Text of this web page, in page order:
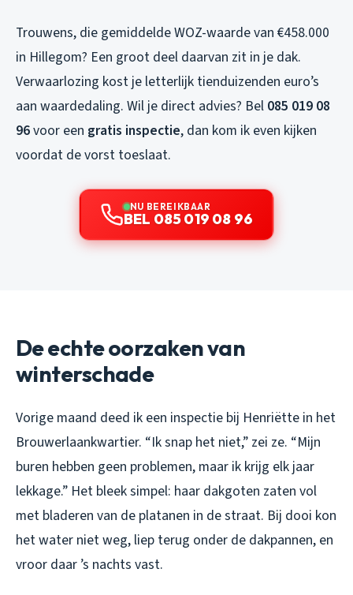
Trouwens, die gemiddelde WOZ-waarde van €458.000
in Hillegom? Een groot deel daarvan zit in je dak.
Verwaarlozing kost je letterlijk tienduizenden euro’s
aan waardedaling. Wil je direct advies? Bel 085 019 08
96voor een gratis inspectie, dan kom ik even kijken
voordat de vorst toeslaat.
NU BEREIKBAAR
BEL 085 019 08 96
De echte oorzaken van
winterschade
Vorige maand deed ik een inspectie bij Henriëtte in het
Brouwerlaankwartier. “Ik snap het niet,” zei ze. “Mijn
buren hebben geen problemen, maar ik krijg elk jaar
lekkage.” Het bleek simpel: haar dakgoten zaten vol
met bladeren van de platanen in de straat. Bij dooi kon
het water niet weg, liep terug onder de dakpannen, en
vroor daar ’s nachts vast.